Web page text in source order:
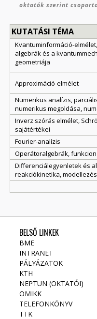
oktatók szerint
KUTATÁSI TÉMA
Kvantuminformáció-
algebrák és a
geometriája
Approximáció-elmélet
Numerikus analízis,
numerikus megoldása,
Inverz szórás elmélet,
sajátértékei
Fourier-analízis
Operátoralgebrák,
Differenciálegyenletek és
reakciókinetika,
BELSŐ LINKEK
BME
INTRANET
PÁLYÁZATOK
KTH
NEPTUN (OKTATÓI)
OMIKK
TELEFONKÖNYV
TTK